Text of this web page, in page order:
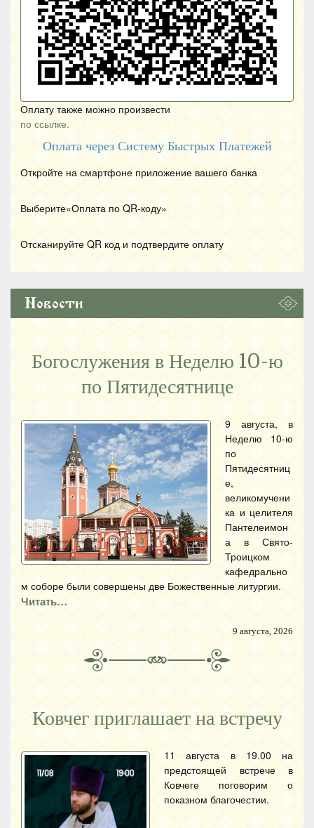
Оплату также можно произвести
по ссылке.
Оплата через Систему Быстрых Платежей
Откройте на смартфоне приложение вашего банка
Выберите«Оплата по QR-коду»
Отсканируйте QR код и подтвердите оплату
Новости
Богослужения в Неделю 10-ю
по Пятидесятнице
9 августа, в
Неделю 10-ю
по
Пятидесятниц
е,
великомучени
ка и целителя
Пантелеимон
а в Свято-
Троицком
кафедрально
м соборе были совершены две Божественные литургии.
Читать…
9 августа, 2026
Ковчег приглашает на встречу
11 августа в 19.00 на
предстоящей встрече в
Ковчеге поговорим о
показном благочестии.